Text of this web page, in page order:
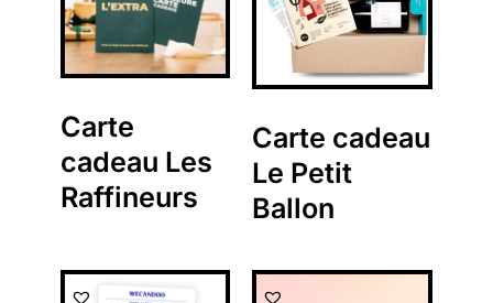
Carte
cadeau Les
Raffineurs
Carte cadeau
Le Petit
Ballon